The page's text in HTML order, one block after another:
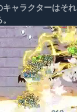
キャラクターはそ